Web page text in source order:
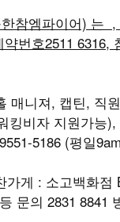
참엠파이어) 는 ,
번호2511 6316,
매니져, 캡틴, 직
킹비자 지원가능
5186 (평일
게 : 소고백화점
문의 2831 8841